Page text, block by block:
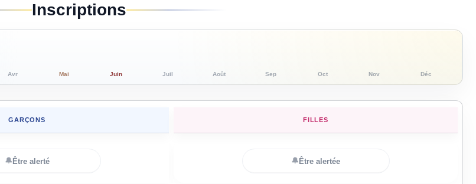
Inscriptions
Avr Mai Juin Juil Août Sep Oct Nov Déc
GARÇONS FILLES
🔔Être alerté 🔔Être alertée